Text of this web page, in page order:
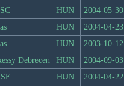
HUN
2004-05-30
HUN
2004-04-23
HUN
2003-10-12
Debrecen HUN
2004-09-03
HUN
2004-04-22